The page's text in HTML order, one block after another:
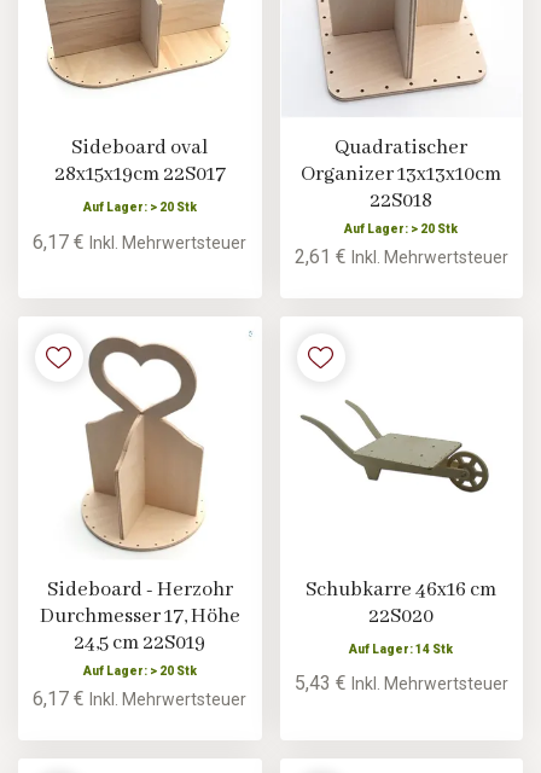
Sideboard oval
28x15x19cm 22S017
Auf Lager: > 20 Stk
6,17 €Inkl. Mehrwertsteuer
Quadratischer
Organizer 13x13x10cm
22S018
Auf Lager: > 20 Stk
2,61 € Inkl. Mehrwertsteuer
Sideboard - Herzohr
Durchmesser 17, Höhe
24,5 cm 22S019
Auf Lager: > 20 Stk
6,17 €Inkl. Mehrwertsteuer
Schubkarre 46x16 cm
22S020
Auf Lager: 14 Stk
5,43 € Inkl. Mehrwertsteuer